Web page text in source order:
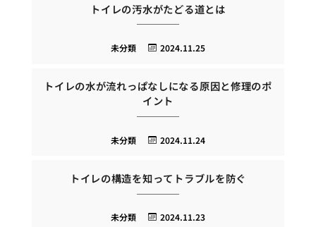
トイレの汚水がたどる道とは
2024.11.25
未分類
トイレの水が流れっぱなしになる原因と修理のポ
イント
2024.11.24
未分類
トイレの構造を知ってトラブルを防ぐ
2024.11.23
未分類